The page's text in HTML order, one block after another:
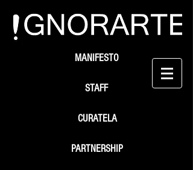
STAFF
MANIFESTO
PARTNERSHIP
CURATELA